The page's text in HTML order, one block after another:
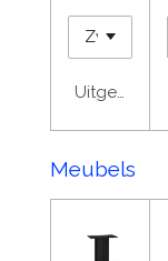
Meubels